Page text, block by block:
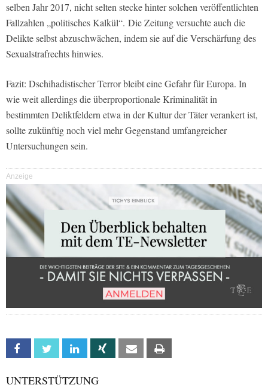
selben Jahr 2017, nicht selten stecke hinter solchen veröffentlichten
Fallzahlen „politisches Kalkül“. Die Zeitung versuchte auch die
Delikte selbst abzuschwächen, indem sie auf die Verschärfung des
Sexualstrafrechts hinwies.
Fazit: Dschihadistischer Terror bleibt eine Gefahr für Europa. In
wie weit allerdings die überproportionale Kriminalität in
bestimmten Deliktfeldern etwa in der Kultur der Täter verankert ist,
sollte zukünftig noch viel mehr Gegenstand umfangreicher
Untersuchungen sein.
Anzeige
Facebook Twitter Linkedin Xing Email
UNTERSTÜTZUNG